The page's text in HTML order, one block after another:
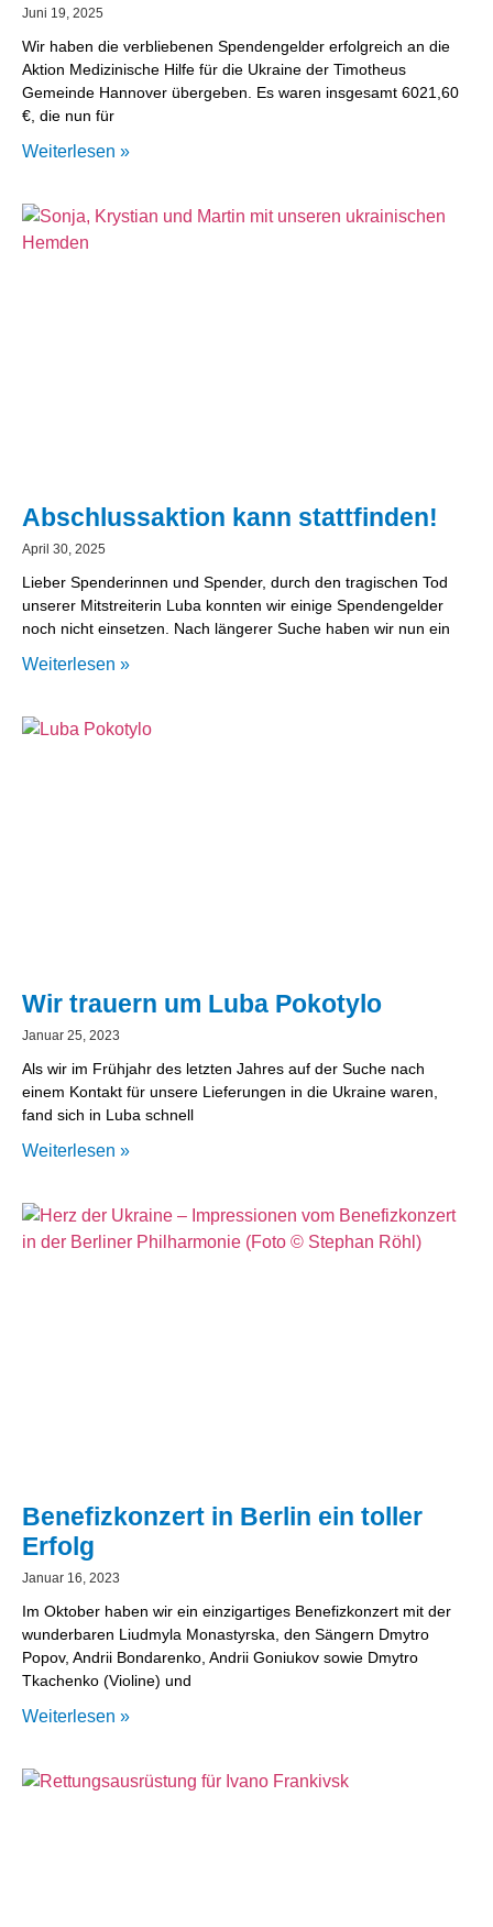
Juni 19, 2025
Wir haben die verbliebenen Spendengelder erfolgreich an die
Aktion Medizinische Hilfe für die Ukraine der Timotheus
Gemeinde Hannover übergeben. Es waren insgesamt 6021,60
€, die nun für
Weiterlesen »
Abschlussaktion kann stattfinden!
April 30, 2025
Lieber Spenderinnen und Spender, durch den tragischen Tod
unserer Mitstreiterin Luba konnten wir einige Spendengelder
noch nicht einsetzen. Nach längerer Suche haben wir nun ein
Weiterlesen »
Wir trauern um Luba Pokotylo
Januar 25, 2023
Als wir im Frühjahr des letzten Jahres auf der Suche nach
einem Kontakt für unsere Lieferungen in die Ukraine waren,
fand sich in Luba schnell
Weiterlesen »
Benefizkonzert in Berlin ein toller
Erfolg
Januar 16, 2023
Im Oktober haben wir ein einzigartiges Benefizkonzert mit der
wunderbaren Liudmyla Monastyrska, den Sängern Dmytro
Popov, Andrii Bondarenko, Andrii Goniukov sowie Dmytro
Tkachenko (Violine) und
Weiterlesen »